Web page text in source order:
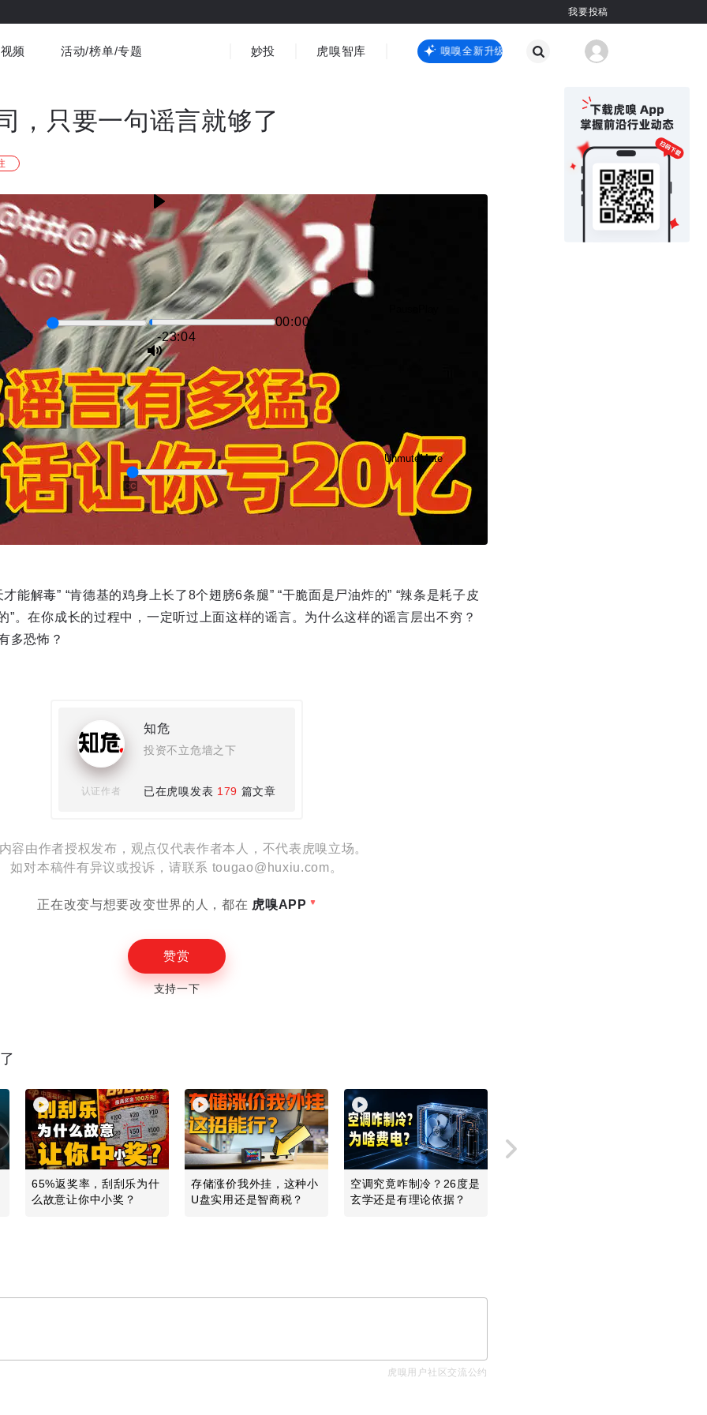
我要投稿
书影音 医疗 3C数码
视频 活动/榜单/专题 妙投 虎嗅智库 虎嗅嗅全新升级 虎嗅嗅全新升级
，只要一句谣言就够了
00:00
-23:03
UnmuteMute
Disable captionsEnable
Exit fullscreen
能解毒” “肯德基的鸡身上长了8个翅膀6条腿” “干脆面是尸油炸的” “辣条是耗子皮
”。在你成长的过程中，一定听过上面这样的谣言。为什么这样的谣言层出不穷？
多恐怖？
知危
投资不立危墙之下
认证作者 已在虎嗅发表 179 篇文章
容由作者授权发布，观点仅代表作者本人，不代表虎嗅立场。
如对本稿件有异议或投诉，请联系 tougao@huxiu.com。
正在改变与想要改变世界的人，都在 虎嗅APP
赞赏
支持一下
65%返奖率，刮刮乐为什
么故意让你中小奖？
存储涨价我外挂，这种小
U盘实用还是智商税？
空调究竟咋制冷？26度是
玄学还是有理论依据？
虎嗅用户社区交流公约